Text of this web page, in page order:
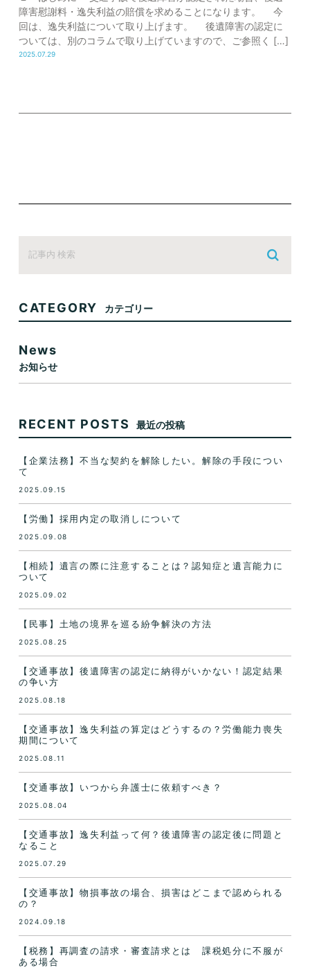
障害慰謝料・逸失利益の賠償を求めることになります。 今
回は、逸失利益について取り上げます。 後遺障害の認定に
ついては、別のコラムで取り上げていますので、ご参照く […]
2025.07.29
CATEGORY カテゴリー
News
お知らせ
RECENT POSTS 最近の投稿
【企業法務】不当な契約を解除したい。解除の手段につい
て
2025.09.15
【労働】採用内定の取消しについて
2025.09.08
【相続】遺言の際に注意することは？認知症と遺言能力に
ついて
2025.09.02
【民事】土地の境界を巡る紛争解決の方法
2025.08.25
【交通事故】後遺障害の認定に納得がいかない！認定結果
の争い方
2025.08.18
【交通事故】逸失利益の算定はどうするの？労働能力喪失
期間について
2025.08.11
【交通事故】いつから弁護士に依頼すべき？
2025.08.04
【交通事故】逸失利益って何？後遺障害の認定後に問題と
なること
2025.07.29
【交通事故】物損事故の場合、損害はどこまで認められる
の？
2024.09.18
【税務】再調査の請求・審査請求とは 課税処分に不服が
ある場合